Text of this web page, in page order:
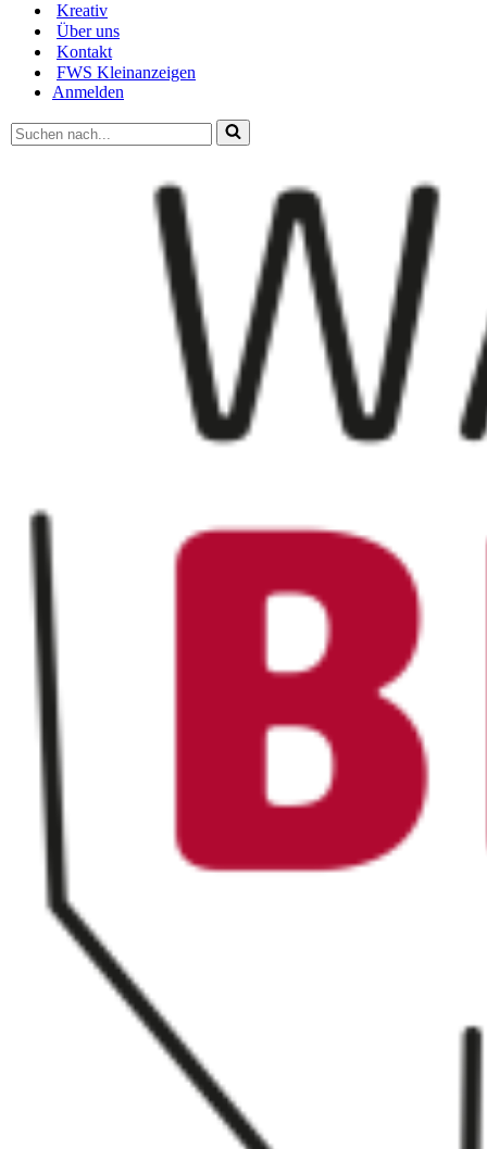
Kreativ
Über uns
Kontakt
FWS Kleinanzeigen
Anmelden
Suchen
nach …